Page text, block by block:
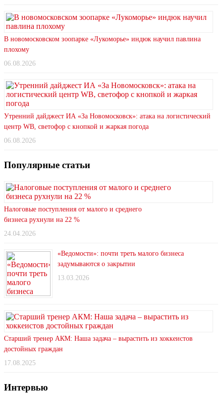
В новомосковском зоопарке «Лукоморье» индюк научил павлина
плохому
06.08.2026
Утренний дайджест ИА «За Новомосковск»: атака на логистический
центр WB, светофор с кнопкой и жаркая погода
06.08.2026
Популярные статьи
Налоговые поступления от малого и среднего
бизнеса рухнули на 22 %
24.04.2026
«Ведомости»: почти треть малого бизнеса
задумываются о закрытии
13.03.2026
Старший тренер АКМ: Наша задача – вырастить из хоккеистов
достойных граждан
17.08.2025
Интервью